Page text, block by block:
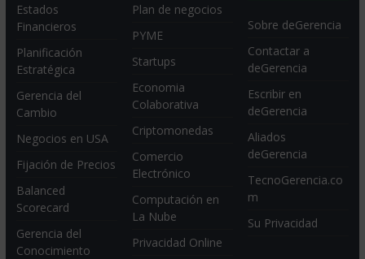
Estados
Financieros
Planificación
Estratégica
Gerencia del
Cambio
Negocios en USA
Fijación de Precios
Balanced
Scorecard
Gerencia del
Conocimiento
Plan de negocios
PYME
Startups
Economia
Colaborativa
Criptomonedas
Comercio
Electrónico
Computación en
La Nube
Privacidad Online
Sobre deGerencia
Contactar a
deGerencia
Escribir en
deGerencia
Aliados
deGerencia
TecnoGerencia.co
m
Su Privacidad